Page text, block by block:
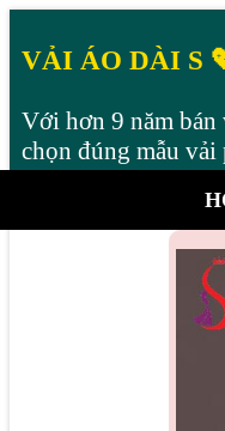
VẢI ÁO DÀI S
Với hơn 9 năm bán
chọn đúng mẫu